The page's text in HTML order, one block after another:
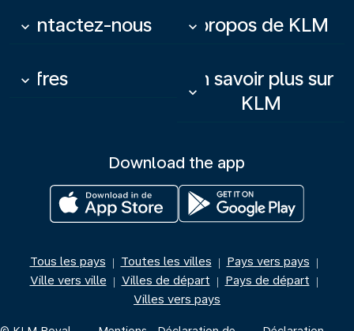
Contactez-nous
keyboard_arrow_down À propos de KLM
keyboard_arrow_down
Offres
keyboard_arrow_down
En savoir plus sur
KLM
keyboard_arrow_down
Download the app
Tous les pays | Toutes les villes | Pays vers pays |
Ville vers ville | Villes de départ | Pays de départ |
Villes vers pays